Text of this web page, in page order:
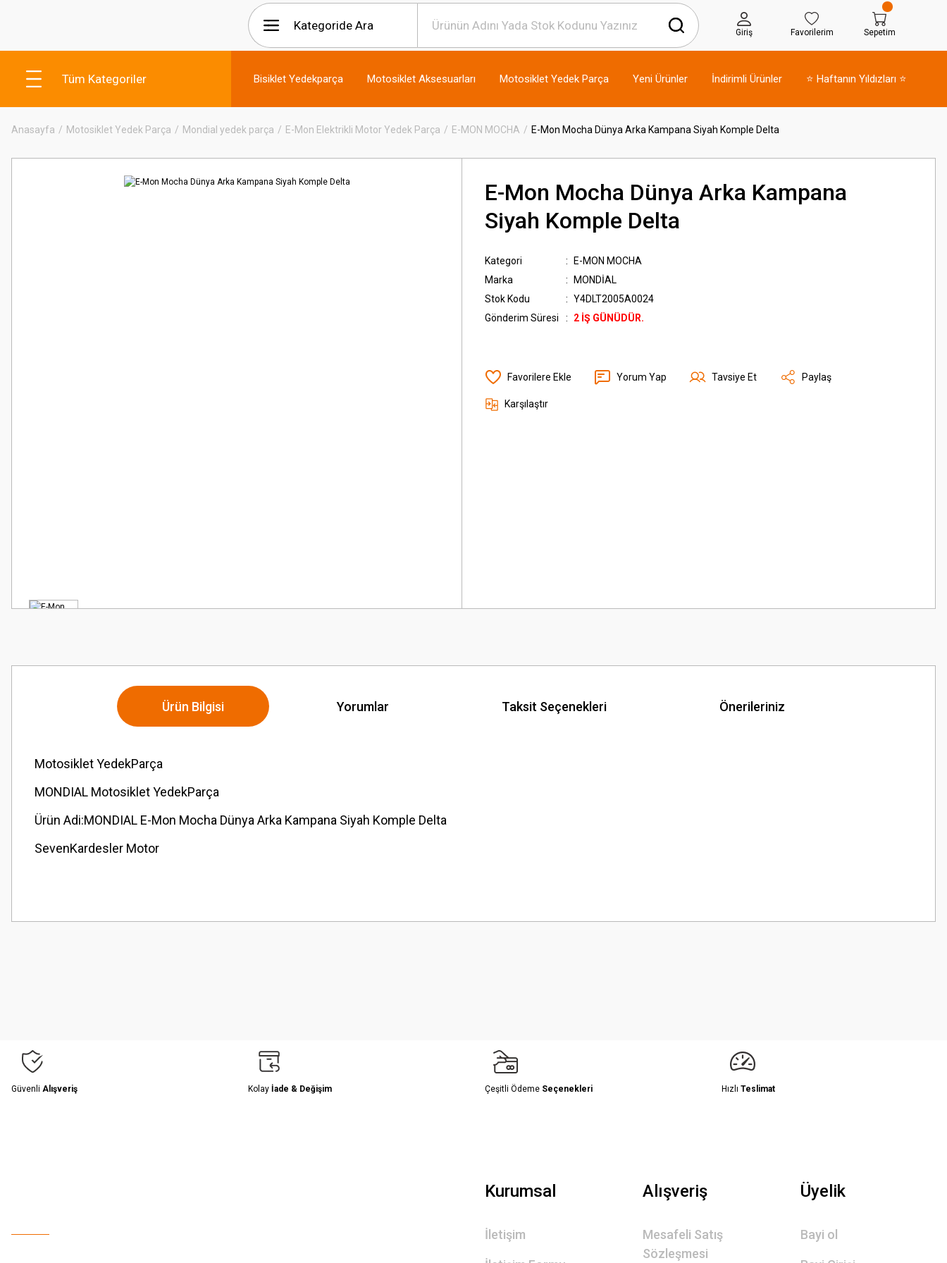
Giriş Favorilerim Sepetim
Tüm Kategoriler Bisiklet Yedekparça Motosiklet Aksesuarları Motosiklet Yedek Parça Yeni Ürünler İndirimli Ürünler ⭐ Haftanın Yıldızları ⭐
Anasayfa Motosiklet Yedek Parça Mondial yedek parça E-Mon Elektrikli Motor Yedek Parça E-MON MOCHA E-Mon Mocha Dünya Arka Kampana Siyah Komple Delta
E-Mon Mocha Dünya Arka Kampana
Siyah Komple Delta
Kategori
E-MON MOCHA
Marka
MONDİAL
Stok Kodu
Y4DLT2005A0024
Gönderim Süresi
2 İŞ GÜNÜDÜR.
Yorum Yap Tavsiye Et Paylaş
Karşılaştır
Ürün Bilgisi Yorumlar Taksit Seçenekleri Önerileriniz
Motosiklet YedekParça
MONDIAL Motosiklet YedekParça
Ürün Adi:MONDIAL E-Mon Mocha Dünya Arka Kampana Siyah Komple Delta
SevenKardesler Motor
Görüş ve önerileriniz için teşekkür ederiz.
Güvenli Alışveriş Kolay İade & Değişim Çeşitli Ödeme Seçenekleri Hızlı Teslimat
Kurumsal
İletişim
Alışveriş
Mesafeli Satış
Sözleşmesi
Üyelik
Bayi ol